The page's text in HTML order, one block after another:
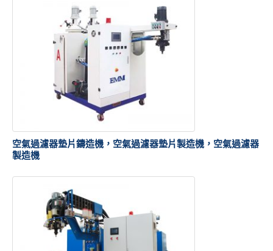
空氣過濾器墊片鑄造機，空氣過濾器墊片製造機，空氣過濾器
製造機